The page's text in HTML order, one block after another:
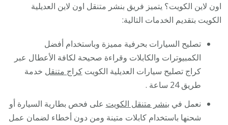
اون لاين الكويت؟ يتميز فريق بنشر متنقل اون لاين العديلية
الكويت بتقديم الخدمات التالية:
تصليح السيارات بحرفية مميزة وباستخدام أفضل
الكمبيوترات والكابلات وقراءة صحيحة لكافة الأعطال عبر
كراج تصليح سيارات العديلية الكويتكراج متنقل خدمة
طريق 24 ساعة .
نعمل في بنشر متنقل الكويت على فحص بطارية السيارة أو
شحنها باستخدام كابلات متينة ومن دون أخطاء لضمان عمل